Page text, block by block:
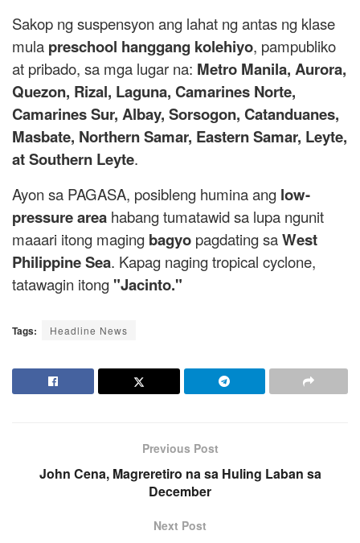
Sakop ng suspensyon ang lahat ng antas ng klase
mula preschool hanggang kolehiyo, pampubliko
at pribado, sa mga lugar na: Metro Manila, Aurora,
Quezon, Rizal, Laguna, Camarines Norte,
Camarines Sur, Albay, Sorsogon, Catanduanes,
Masbate, Northern Samar, Eastern Samar, Leyte,
at Southern Leyte.
Ayon sa PAGASA, posibleng humina ang low-
pressure area habang tumatawid sa lupa ngunit
maaari itong maging bagyo pagdating saWest
Philippine Sea. Kapag naging tropical cyclone,
tatawagin itong "Jacinto."
Tags: Headline News
Previous Post
John Cena, Magreretiro na sa Huling Laban sa
December
Next Post